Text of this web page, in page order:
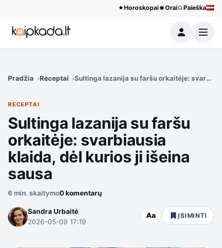
Horoskopai Orai Paieška
Meniu
Pradžia Receptai Sultinga lazanija su faršu orkaitėje:
RECEPTAI
Sultinga lazanija su faršu
orkaitėje: svarbiausia
klaida, dėl kurios ji išeina
sausa
6 min. skaitymo0 komentarų
Sandra Urbaitė
2026-05-09 17:19
Aa ĮSIMINTI